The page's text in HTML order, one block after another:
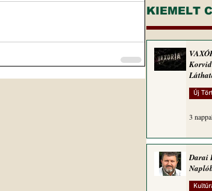
KIEMELT
Új
3
Darai